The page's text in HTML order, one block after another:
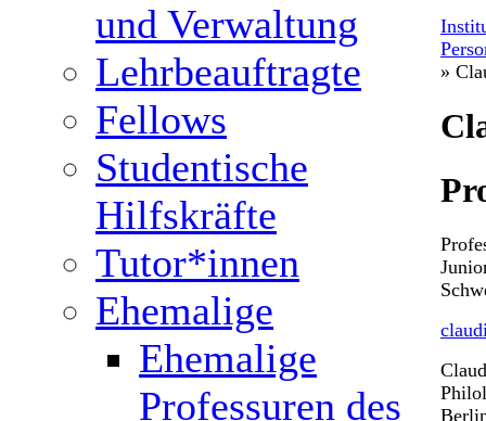
und Verwaltung
Lehrbeauftragte
Fellows
Studentische
Hilfskräfte
Tutor*innen
Ehemalige
Ehemalige
Professuren des
»